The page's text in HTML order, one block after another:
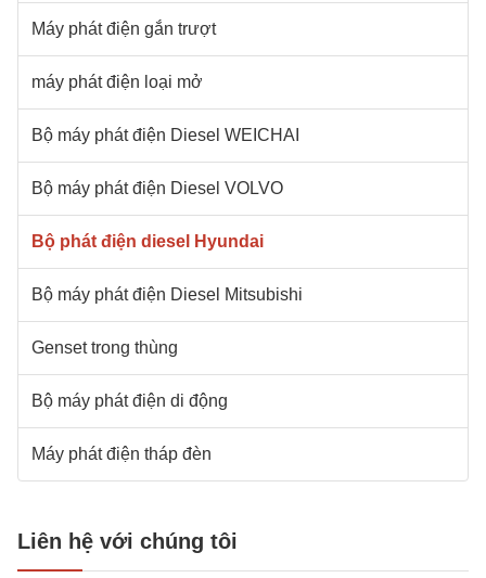
Máy phát điện gắn trượt
máy phát điện loại mở
Bộ máy phát điện Diesel WEICHAI
Bộ máy phát điện Diesel VOLVO
Bộ phát điện diesel Hyundai
Bộ máy phát điện Diesel Mitsubishi
Genset trong thùng
Bộ máy phát điện di động
Máy phát điện tháp đèn
Liên hệ với chúng tôi